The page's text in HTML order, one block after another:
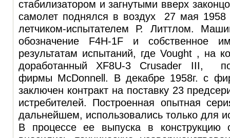
стабилизатором и загнутыми вверх
самолет поднялся в воздух 27 мая 1958
летчиком-испытателем Р. Литтлом.
обозначение F4H-1F и собственное
результатам испытаний, где Vought , на
доработанный XF8U-3 Crusader III,
фирмы McDonnell. В декабре 1958г. с
заключен контракт на поставку 23
истребителей. Построенная опытная
дальнейшем, использовались только для
В процессе ее выпуска в конструкцию